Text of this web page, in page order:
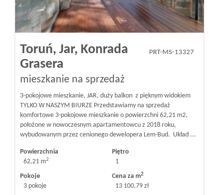
Toruń, Jar, Konrada
Grasera
mieszkanie na sprzedaż
PRT-MS-13327
3-pokojowe mieszkanie, JAR, duży balkon z pięknym widokiem
TYLKO W NASZYM BIURZE Przedstawiamy na sprzedaż
komfortowe 3-pokojowe mieszkanie o powierzchni 62,21 m2,
położone w nowoczesnym apartamentowcu z 2018 roku,
wybudowanym przez cenionego dewelopera Lem-Bud. Układ ...
Powierzchnia
62,21 m2
Piętro
1
Pokoje
3 pokoje
Cena za m2
13 100,79 zł